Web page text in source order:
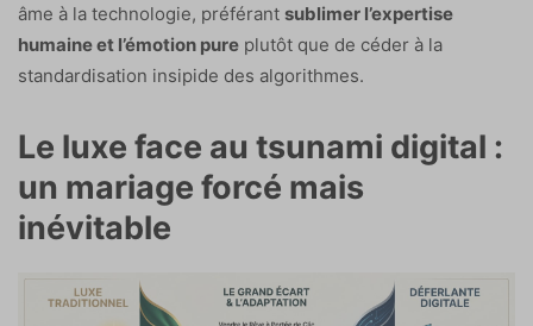
âme à la technologie, préférant sublimer l’expertise
humaine et l’émotion pure plutôt que de céder à la
standardisation insipide des algorithmes.
Le luxe face au tsunami digital :
un mariage forcé mais
inévitable